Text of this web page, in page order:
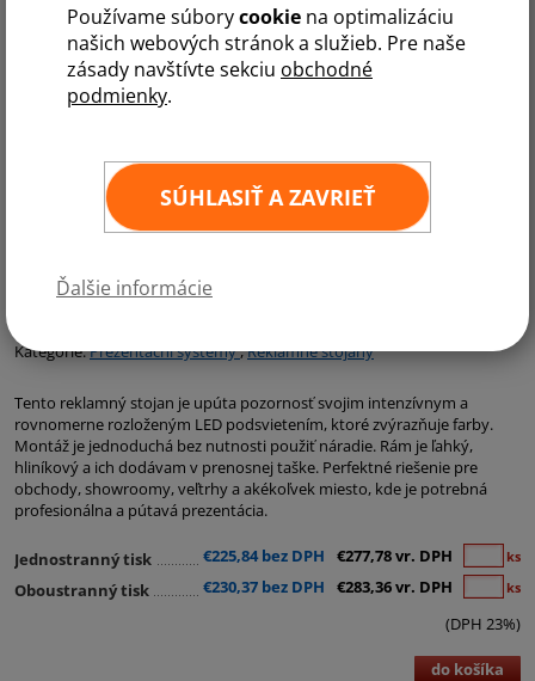
Používame súborycookie na optimalizáciu
našich webových stránok a služieb. Pre naše
zásady navštívte sekciu obchodné
podmienky.
SÚHLASIŤ A ZAVRIEŤ
Ďalšie informácie
Kategórie:Prezentační systémy,Reklamné stojany
Tento reklamný stojan je upúta pozornosť svojim intenzívnym a
rovnomerne rozloženým LED podsvietením, ktoré zvýrazňuje farby.
Montáž je jednoduchá bez nutnosti použiť náradie. Rám je ľahký,
hliníkový a ich dodávam v prenosnej taške. Perfektné riešenie pre
obchody, showroomy, veľtrhy a akékoľvek miesto, kde je potrebná
profesionálna a pútavá prezentácia.
Jednostranný tisk €225,84 bez DPH €277,78 vr. DPH ks
Oboustranný tisk €230,37 bez DPH €283,36 vr. DPH ks
(DPH 23%)
do košíka